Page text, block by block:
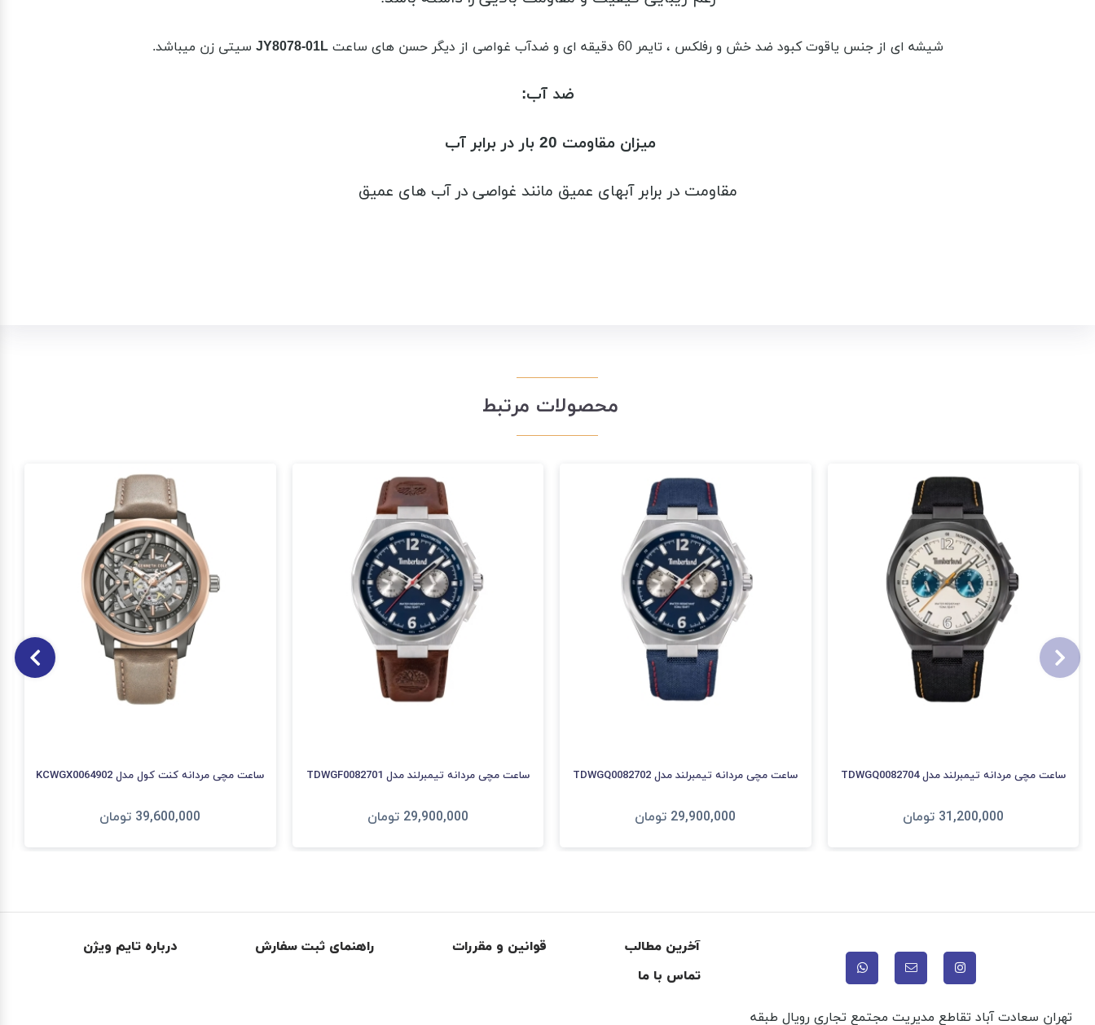
شیشه ای از جنس یاقوت کبود ضد خش و رفلکس ، تایمر 60 دقیقه ای و ضدآب غواصی از دیگر حسن های ساعت JY8078-01L سیتی زن میباشد.
ضد آب:
میزان مقاومت 20 بار در برابر آب
مقاومت در برابر آبهای عمیق مانند غواصی در آب های عمیق
محصولات مرتبط
ساعت مچی مردانه تیمبرلند مدل TDWGQ0082704
31,200,000 تومان
ساعت مچی مردانه تیمبرلند مدل TDWGQ0082702
29,900,000 تومان
ساعت مچی مردانه تیمبرلند مدل TDWGF0082701
29,900,000 تومان
ساعت مچی مردانه کنت کول مدل KCWGX0064902
39,600,000 تومان
تهران سعادت آباد تقاطع مدیریت مجتمع تجاری رویال طبقه
آخرین مطالب قوانین و مقررات راهنمای ثبت سفارش
درباره تایم ویژن
تماس با ما